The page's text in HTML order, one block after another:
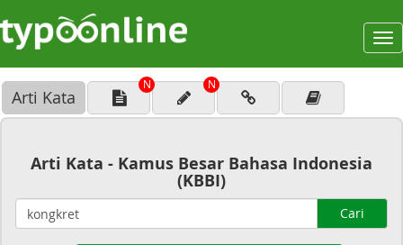
Arti Kata
N N
Arti Kata - Kamus Besar Bahasa Indonesia
(KBBI)
Cari